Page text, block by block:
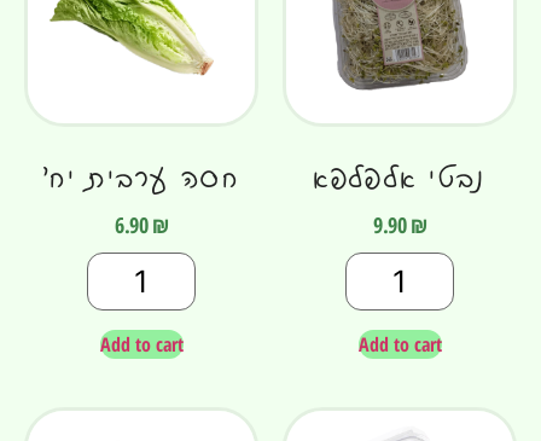
חסה ערבית יח׳
6.90₪
Add to cart
נבטי אלפלפא
9.90₪
Add to cart